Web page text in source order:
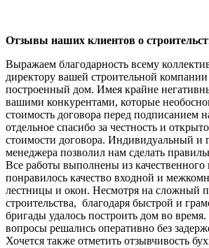
Отзывы наших клиентов о
Выражаем благодарность всему
директору вашей строительной компании
построенный дом. Имея крайне
вашими конкурентами, которые
стоимость договора перед подписанием
отдельное спасибо за честность и
стоимости договора. Индивидуальный и
менеджера позволил нам сделать
Все работы выполнены из качественного
понравилось качество входной и
лестницы и окон. Несмотря на сложный
строительства, благодаря быстрой и
бригады удалось построить дом во
вопросы решались оперативно без
Хочется также отметить отзывчивость